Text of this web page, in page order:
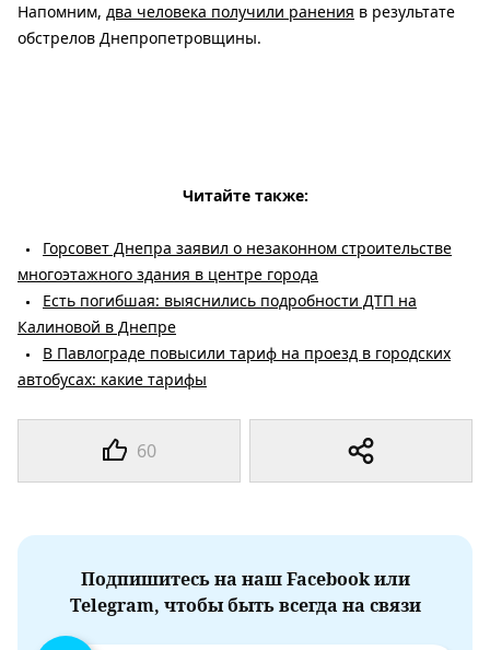
60
Напомним, два человека получили ранения в результате
обстрелов Днепропетровщины.
Читайте также:
Горсовет Днепра заявил о незаконном строительстве
многоэтажного здания в центре города
Есть погибшая: выяснились подробности ДТП на
Калиновой в Днепре
В Павлограде повысили тариф на проезд в городских
автобусах: какие тарифы
Подпишитесь на наш Facebook или
Telegram, чтобы быть всегда на связи